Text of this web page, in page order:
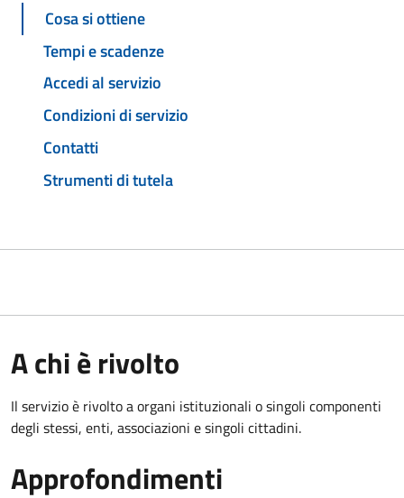
Cosa si ottiene
Tempi e scadenze
Accedi al servizio
Condizioni di servizio
Contatti
Strumenti di tutela
A chi è rivolto
Il servizio è rivolto a organi istituzionali o singoli componenti
degli stessi, enti, associazioni e singoli cittadini.
Approfondimenti